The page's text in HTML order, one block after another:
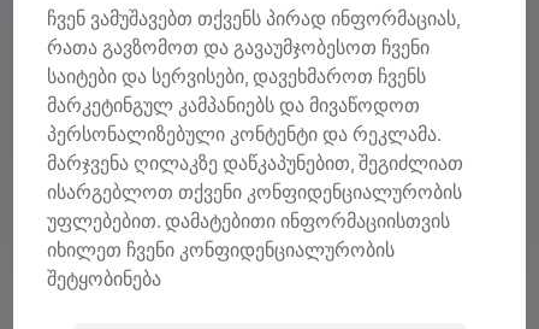
ჩვენ ვამუშავებთ თქვენს პირად ინფორმაციას,
რათა გავზომოთ და გავაუმჯობესოთ ჩვენი
საიტები და სერვისები, დავეხმაროთ ჩვენს
მარკეტინგულ კამპანიებს და მივაწოდოთ
პერსონალიზებული კონტენტი და რეკლამა.
მარჯვენა ღილაკზე დაწკაპუნებით, შეგიძლიათ
ისარგებლოთ თქვენი კონფიდენციალურობის
უფლებებით. დამატებითი ინფორმაციისთვის
იხილეთ ჩვენი კონფიდენციალურობის
შეტყობინება